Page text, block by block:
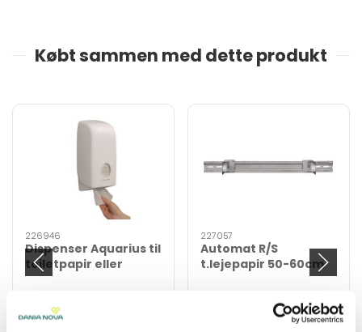
Købt sammen med dette produkt
226946
Dispenser Aquarius til
toiletpapir eller
næsepapir
DKK 199,00
DKK 248,75 inkl. moms
227057
Automat R/S
t.lejepapir 50-60cm
DKK 523,00
DKK 653,75 inkl. moms